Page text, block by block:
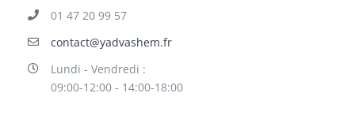
01 47 20 99 57
contact@yadvashem.fr
Lundi - Vendredi :
09:00-12:00 - 14:00-18:00